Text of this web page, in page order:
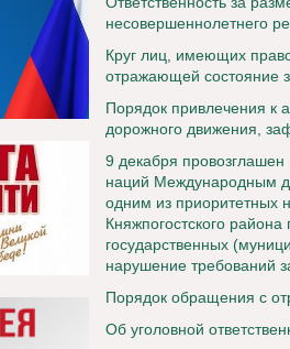
несовершеннолетнего
Круг лиц, имеющих
отражающей состояние
Порядок привлечения к
дорожного движения,
9 декабря
наций Международным
одним из приоритетных
Княжпогостского
государственных
нарушение требований
Порядок обращения с
Об уголовной